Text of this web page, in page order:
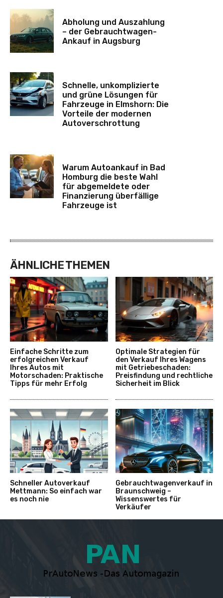
Abholung und Auszahlung
– der Gebrauchtwagen-
Ankauf in Augsburg
Schnelle, unkomplizierte
und grüne Lösungen für
Fahrzeuge in Elmshorn: Die
Vorteile der modernen
Autoverschrottung
Warum Autoankauf in Bad
Homburg die beste Wahl
für abgemeldete oder
Finanzierung überfällige
Fahrzeuge ist
ÄHNLICHE THEMEN
Einfache Schritte zum
erfolgreichen Verkauf
Ihres Autos mit
Motorschaden: Praktische
Tipps für mehr Erfolg
Optimale Strategien für
den Verkauf Ihres Wagens
mit Getriebeschaden:
Preisfindung und rechtliche
Sicherheit im Blick
Schneller Autoverkauf
Mettmann: So einfach war
es noch nie
Gebrauchtwagenverkauf in
Braunschweig –
Wissenswertes für
Verkäufer